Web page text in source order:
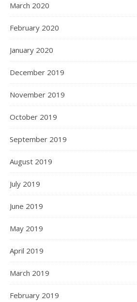
March 2020
February 2020
January 2020
December 2019
November 2019
October 2019
September 2019
August 2019
July 2019
June 2019
May 2019
April 2019
March 2019
February 2019